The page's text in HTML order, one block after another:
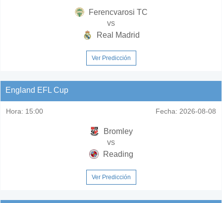
Ferencvarosi TC
vs
Real Madrid
Ver Predicción
England EFL Cup
Hora: 15:00 Fecha: 2026-08-08
Bromley
vs
Reading
Ver Predicción